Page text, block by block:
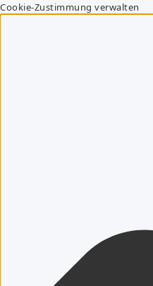
Cookie-Zustimmung verwalten